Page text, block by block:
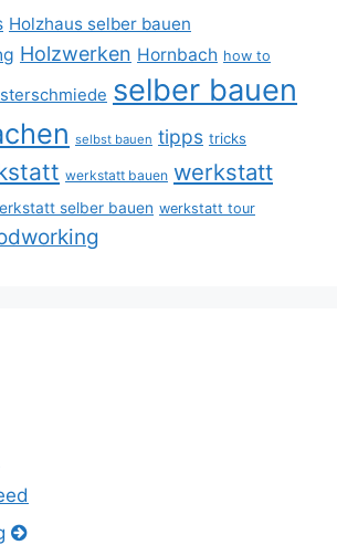
Holzhaus selber bauen
Holzwerken Hornbach how to
selber bauen
selbst bauen tipps tricks
werkstatt bauen werkstatt
selber bauen werkstatt tour